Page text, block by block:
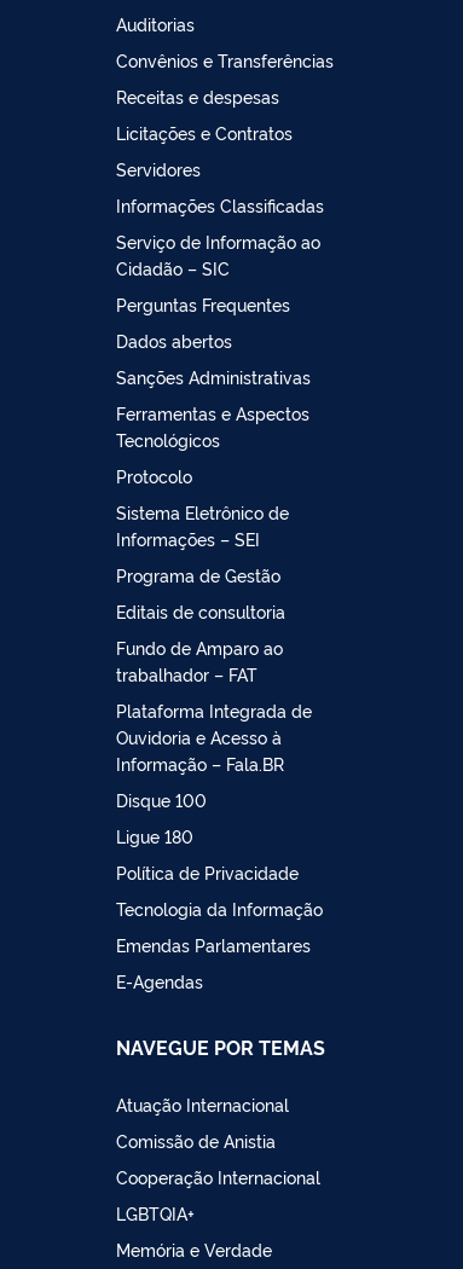
Auditorias
Convênios e Transferências
Receitas e despesas
Licitações e Contratos
Servidores
Informações Classificadas
Serviço de Informação ao
Cidadão – SIC
Perguntas Frequentes
Dados abertos
Sanções Administrativas
Ferramentas e Aspectos
Tecnológicos
Protocolo
Sistema Eletrônico de
Informações – SEI
Programa de Gestão
Editais de consultoria
Fundo de Amparo ao
trabalhador – FAT
Plataforma Integrada de
Ouvidoria e Acesso à
Informação – Fala.BR
Disque 100
Ligue 180
Política de Privacidade
Tecnologia da Informação
Emendas Parlamentares
E-Agendas
NAVEGUE POR TEMAS
Atuação Internacional
Comissão de Anistia
Cooperação Internacional
LGBTQIA+
Memória e Verdade